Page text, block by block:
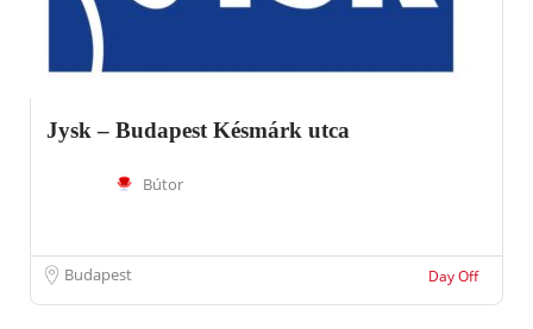
Jysk – Budapest Késmárk utca
Bútor
Budapest Day Off